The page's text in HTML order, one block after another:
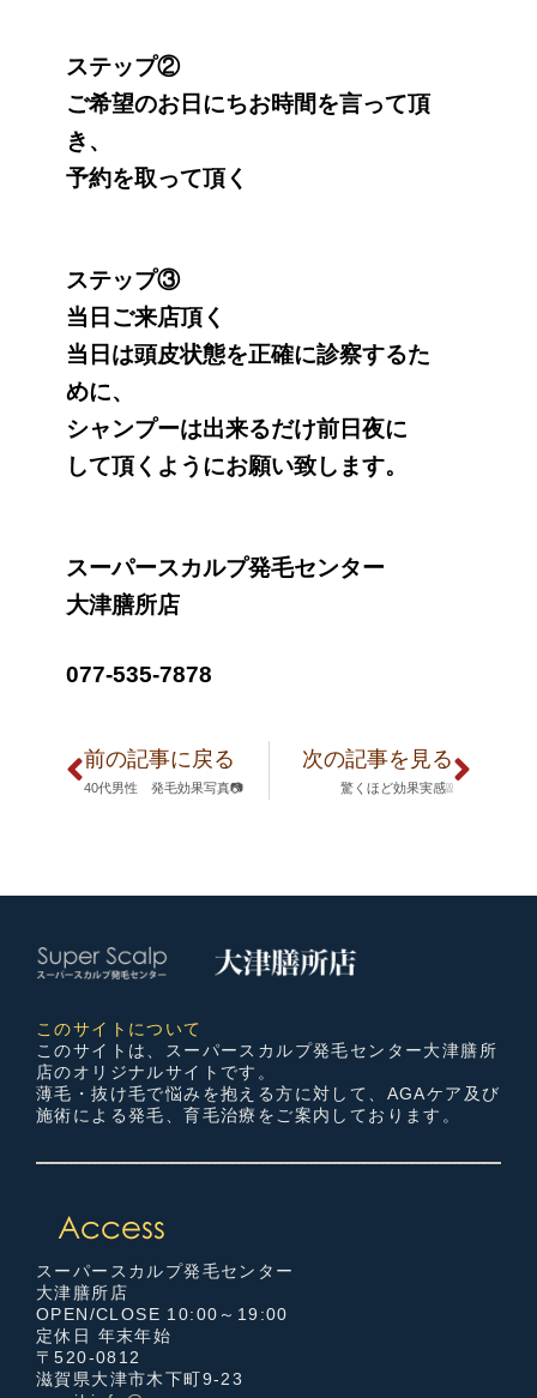
ステップ②
ご希望のお日にちお時間を言って頂
き、
予約を取って頂く
ステップ③
当日ご来店頂く
当日は頭皮状態を正確に診察するた
めに、
シャンプーは出来るだけ前日夜に
して頂くようにお願い致します。
スーパースカルプ発毛センター
大津膳所店
077-535-7878
前の記事に戻る
40代男性 発毛効果写真📷
次の記事を見る
驚くほど効果実感❕❕
このサイトについて
このサイトは、スーパースカルプ発毛センター大津膳所
店のオリジナルサイトです。
薄毛・抜け毛で悩みを抱える方に対して、AGAケア及び
施術による発毛、育毛治療をご案内しております。
スーパースカルプ発毛センター
大津膳所店
OPEN/CLOSE 10:00～19:00
定休日 年末年始
〒520-0812
滋賀県大津市木下町9-23